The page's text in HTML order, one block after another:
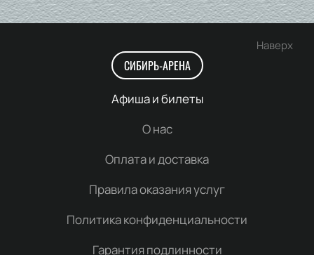
Наверх
СИБИРЬ-АРЕНА
Афиша и билеты
О нас
Оплата и доставка
Правила оказания услуг
Политика конфиденциальности
Гарантия подлинности